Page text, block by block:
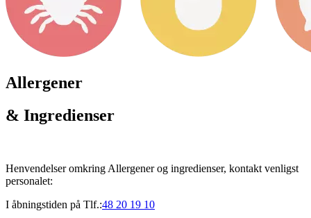
Allergener
& Ingredienser
Henvendelser omkring Allergener og ingredienser, kontakt venligst
personalet:
I åbningstiden på Tlf.:48 20 19 10